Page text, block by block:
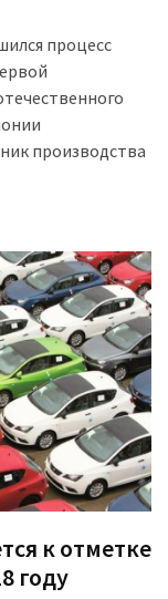
процесс
производства
к отметке
году